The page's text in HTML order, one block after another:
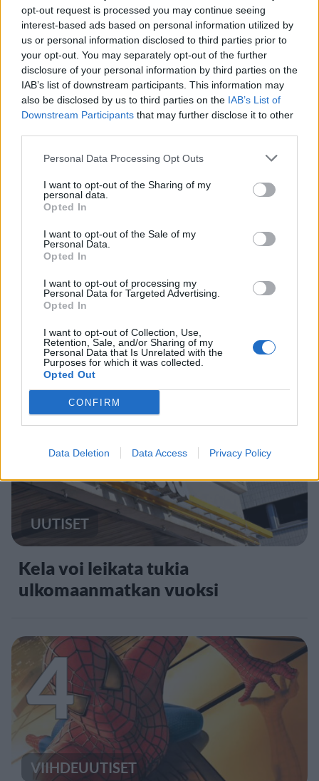
opt-out request is processed you may continue seeing
interest-based ads based on personal information utilized by
us or personal information disclosed to third parties prior to
your opt-out. You may separately opt-out of the further
disclosure of your personal information by third parties on the
IAB’s list of downstream participants. This information may
also be disclosed by us to third parties on the IAB’s List of
Downstream Participants that may further disclose it to other
Personal Data Processing Opt Outs
I want to opt-out of the Sharing of my
personal data.
Opted In
I want to opt-out of the Sale of my
Personal Data.
Opted In
I want to opt-out of processing my
Personal Data for Targeted Advertising.
Opted In
I want to opt-out of Collection, Use,
Retention, Sale, and/or Sharing of my
Personal Data that Is Unrelated with the
Purposes for which it was collected.
Opted Out
CONFIRM
Data Deletion Data Access Privacy Policy
Leskeneläke ei kuulu kaikille –
Kela muistuttaa tärkeästä
ikärajasta
2
MATKAILU
Finnairin lennoista osan lentää
jatkossa toinen lentoyhtiö –
matkustajille tärkeä rajoitus
3
UUTISET
Kela voi leikata tukia
ulkomaanmatkan vuoksi
4
VIIHDEUUTISET